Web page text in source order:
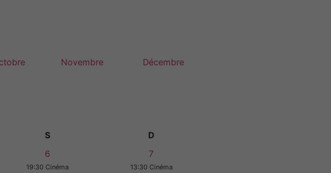
Novembre Décembre
S
D
6
19:30 Cinéma
7
13:30 Cinéma